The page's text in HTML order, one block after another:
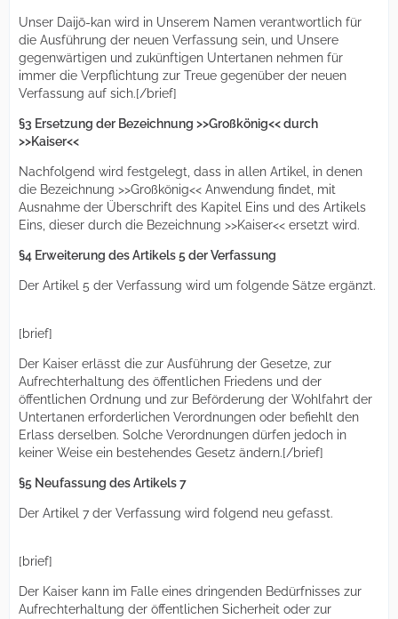
Unser Daijō-kan wird in Unserem Namen verantwortlich für
die Ausführung der neuen Verfassung sein, und Unsere
gegenwärtigen und zukünftigen Untertanen nehmen für
immer die Verpflichtung zur Treue gegenüber der neuen
Verfassung auf sich.[/brief]
§3 Ersetzung der Bezeichnung >>Großkönig<< durch
>>Kaiser<<
Nachfolgend wird festgelegt, dass in allen Artikel, in denen
die Bezeichnung >>Großkönig<< Anwendung findet, mit
Ausnahme der Überschrift des Kapitel Eins und des Artikels
Eins, dieser durch die Bezeichnung >>Kaiser<< ersetzt wird.
§4 Erweiterung des Artikels 5 der Verfassung
Der Artikel 5 der Verfassung wird um folgende Sätze ergänzt.
[brief]
Der Kaiser erlässt die zur Ausführung der Gesetze, zur
Aufrechterhaltung des öffentlichen Friedens und der
öffentlichen Ordnung und zur Beförderung der Wohlfahrt der
Untertanen erforderlichen Verordnungen oder befiehlt den
Erlass derselben. Solche Verordnungen dürfen jedoch in
keiner Weise ein bestehendes Gesetz ändern.[/brief]
§5 Neufassung des Artikels 7
Der Artikel 7 der Verfassung wird folgend neu gefasst.
[brief]
Der Kaiser kann im Falle eines dringenden Bedürfnisses zur
Aufrechterhaltung der öffentlichen Sicherheit oder zur